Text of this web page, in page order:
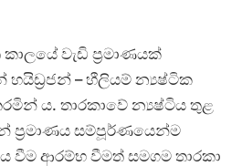
වැඩි ප්‍රමාණයක්
– හීලියම් න්‍යෂ්ටික
ය. තාරකාවේ න්‍යෂ්ටිය තුළ
ප්‍රමාණය සම්පූර්ණයෙන්ම
වීම ආරම්භ වීමත් සමගම තාරකා